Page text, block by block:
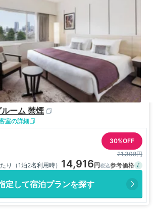
ーム 禁煙
室の詳細
30%OFF
21,308円
り（1泊2名利用時） 14,916
定して宿泊プランを探す